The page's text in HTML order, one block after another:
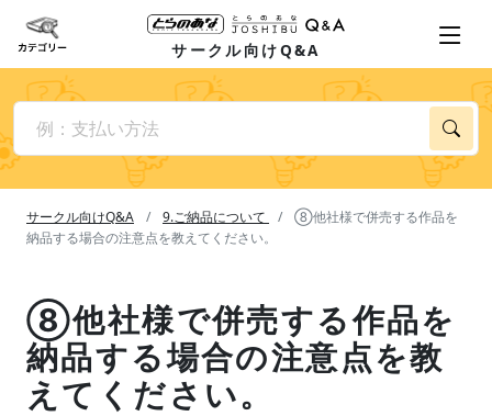
サークル向けQ&A
サークル向けQ&A 9.ご納品について
⑧他社様で併売する作品を
納品する場合の注意点を教えてください。
⑧他社様で併売する作品を
納品する場合の注意点を教
えてください。